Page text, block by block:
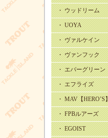
・ ウッドリーム
・ UOYA
・ ヴァルケイン
・ ヴァンフック
・ エバーグリーン
・ エフライズ
・ MAV【HERO’S】
・ FPBルアーズ
・ EGOIST